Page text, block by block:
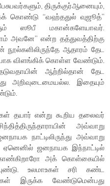
திருக்குர்ஆனையும்,
கொண்டு “வஹ்ததுல் வுஜூத்”
ஸூபீ மகான்களேயாவர்.
அவனே” என்ற தத்துவத்திற்கு
ஆதாரம் தேட
விளங்கிக் கொள்ள வேண்டும்.
ஆற்றில்தான் தேட
அறிவுடைமையல்ல. இதையும்
தயார் என்று கூறிய தலைவர்
அவ்வாறு
நாட்டிலிருந்து அவ்வாறு
ஜனநாயக இந்நாட்டில்
அக் கொள்கையில்
உலமாஉகள் சரி கண்ட
இருக்க வேண்டுமென்பது